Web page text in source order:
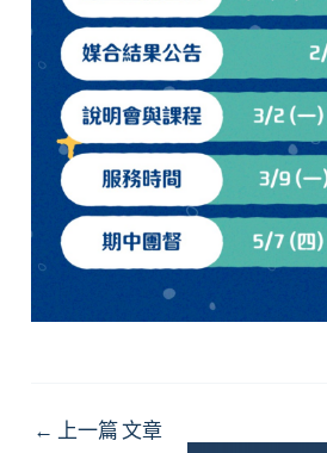
Post
← 上一篇 文章